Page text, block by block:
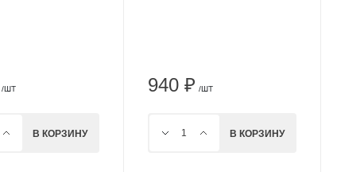
/ШТ
В КОРЗИНУ
940 ₽ /ШТ
В КОРЗИНУ